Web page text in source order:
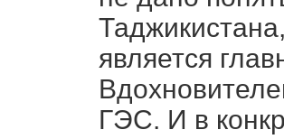
является
ГЭС. И в